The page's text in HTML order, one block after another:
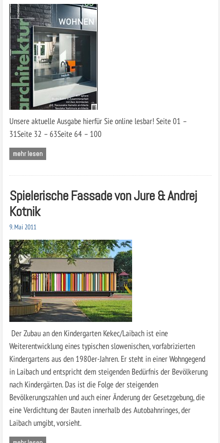
Unsere aktuelle Ausgabe hierfür Sie online lesbar! Seite 01 –
31Seite 32 – 63Seite 64 – 100
mehr lesen
Spielerische Fassade von Jure & Andrej
Kotnik
9. Mai 2011
Der Zubau an den Kindergarten Kekec/Laibach ist eine
Weiterentwicklung eines typischen slowenischen, vorfabrizierten
Kindergartens aus den 1980er-Jahren. Er steht in einer Wohngegend
in Laibach und entspricht dem steigenden Bedürfnis der Bevölkerung
nach Kindergärten. Das ist die Folge der steigenden
Bevölkerungszahlen und auch einer Änderung der Gesetzgebung, die
eine Verdichtung der Bauten innerhalb des Autobahnringes, der
Laibach umgibt, vorsieht.